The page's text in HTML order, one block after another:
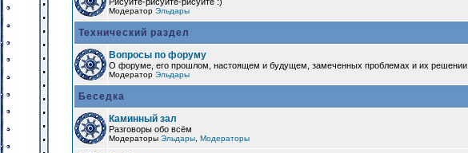
Модератор Эльдары
Технический раздел
Вопросы по форуму
О форуме, его прошлом, настоящем и будущем, замеченных проблемах и их решении.
Модератор Эльдары
Беседка
Каминный зал
Разговоры обо всём
Модераторы Эльдары Модераторы